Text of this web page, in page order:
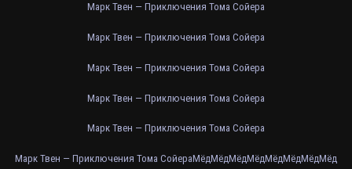
Марк Твен — Приключения Тома Сойера
Марк Твен — Приключения Тома Сойера
Марк Твен — Приключения Тома Сойера
Марк Твен — Приключения Тома Сойера
Марк Твен — Приключения Тома Сойера
Марк Твен — Приключения Тома СойераМёдМёдМёдМёдМёдМёдМёдМёд